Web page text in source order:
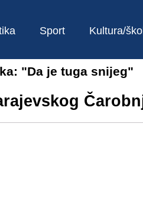
Sport Kultura/
"Da je tuga snijeg"